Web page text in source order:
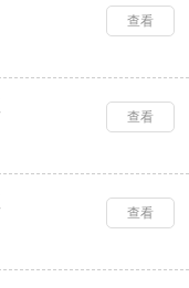
查看
查看
查看